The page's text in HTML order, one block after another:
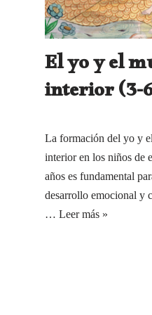
El yo y el
interior (3-
La formación del yo y
interior en los niños de
años es fundamental
desarrollo emocional y
…Leer más »